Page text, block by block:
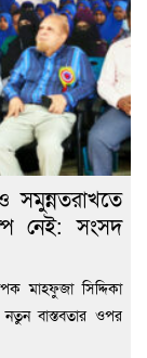
সমুন্নতরাখতে
নেই: সংসদ
মাহফুজা সিদ্দিকা
বাস্তবতার ওপর